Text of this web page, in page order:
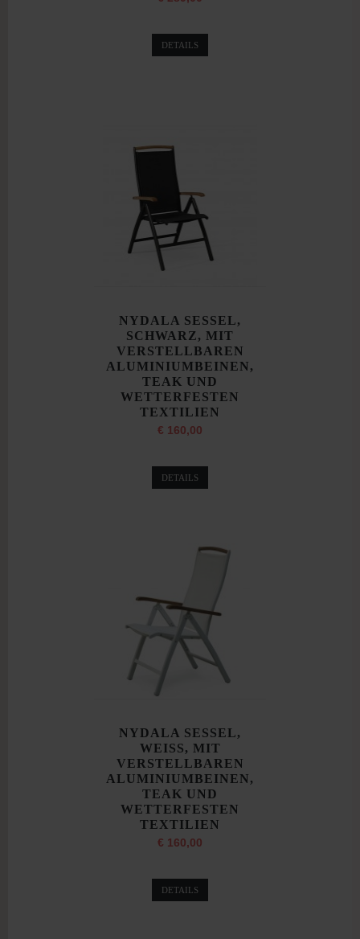
DETAILS
NYDALA SESSEL,
SCHWARZ, MIT
VERSTELLBAREN
ALUMINIUMBEINEN,
TEAK UND
WETTERFESTEN
TEXTILIEN
€ 160,00
DETAILS
NYDALA SESSEL,
WEISS, MIT
VERSTELLBAREN
ALUMINIUMBEINEN,
TEAK UND
WETTERFESTEN
TEXTILIEN
€ 160,00
DETAILS